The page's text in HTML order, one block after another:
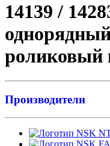
14139 /
роликовый
Производители